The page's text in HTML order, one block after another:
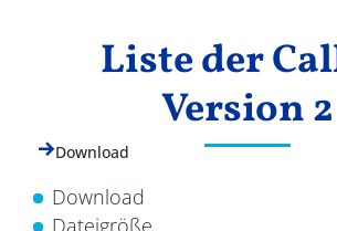
Liste der
Version 2
Download
Download
Dateigröße